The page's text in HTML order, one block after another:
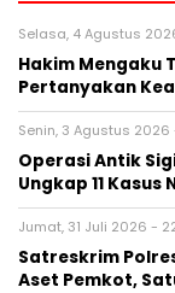
Selasa, 4 Agustus
Hakim Mengaku
Pertanyakan
Senin, 3 Agustus 2026
Operasi Antik
Ungkap 11
Jumat, 31 Juli 2026 -
Satreskrim
Aset Pemkot,